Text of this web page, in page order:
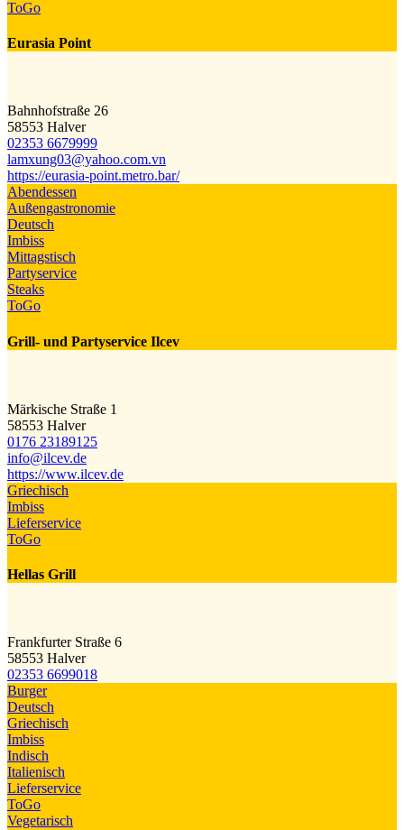
ToGo
Eurasia Point
Bahnhofstraße 26
58553 Halver
02353 6679999
lamxung03@​yahoo.com.vn
https://eurasia-point.metro.bar/
Abendessen
Außengastronomie
Deutsch
Imbiss
Mittagstisch
Partyservice
Steaks
ToGo
Grill- und Partyservice Ilcev
Märkische Straße 1
58553 Halver
0176 23189125
info@​ilcev.de
https://www.ilcev.de
Griechisch
Imbiss
Lieferservice
ToGo
Hellas Grill
Frankfurter Straße 6
58553 Halver
02353 6699018
Burger
Deutsch
Griechisch
Imbiss
Indisch
Italienisch
Lieferservice
ToGo
Vegetarisch